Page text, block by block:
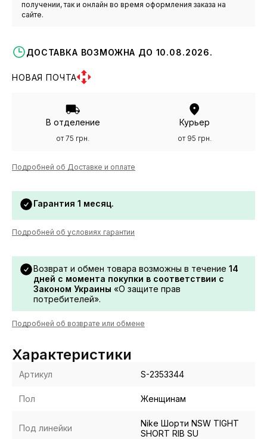
получении, так и онлайн во время оформления заказа на
сайте.
ДОСТАВКА ВОЗМОЖНА ДО 10.08.2026.
НОВАЯ ПОЧТА
В отделение
от 75 грн.
Курьер
от 95 грн.
Подробней об Доставке и оплате
Гарантия 1 месяц.
Подробней об условиях гарантии
Возврат и обмен товара возможны в течение 14
дней с момента покупки в соответствии с
Законом Украины «О защите прав
потребителей».
Подробней об возврате или обмене
Характеристики
Артикул S-2353344
Пол Женщинам
Под линейки
Nike Шорти NSW TIGHT
SHORT RIB SU